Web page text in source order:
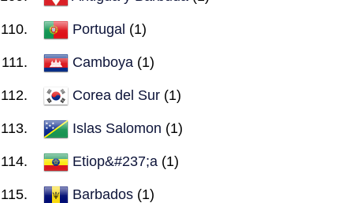
Portugal (1)
Camboya (1)
Corea del Sur (1)
Islas Salomon (1)
Etiop&#237;a (1)
Barbados (1)